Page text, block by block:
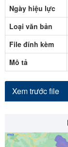
Ngày hiệu lực
Loại văn bản
File đính kèm
Mô tả
Xem trước file